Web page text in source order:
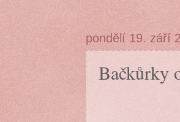
pondělí 19. září
Bačkůrky